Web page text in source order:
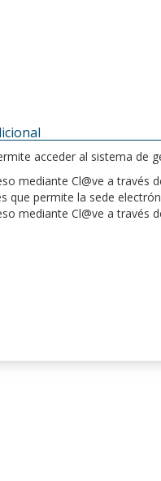
acceder al sistema de
mediante Cl@ve a través
que permite la sede
mediante Cl@ve a través